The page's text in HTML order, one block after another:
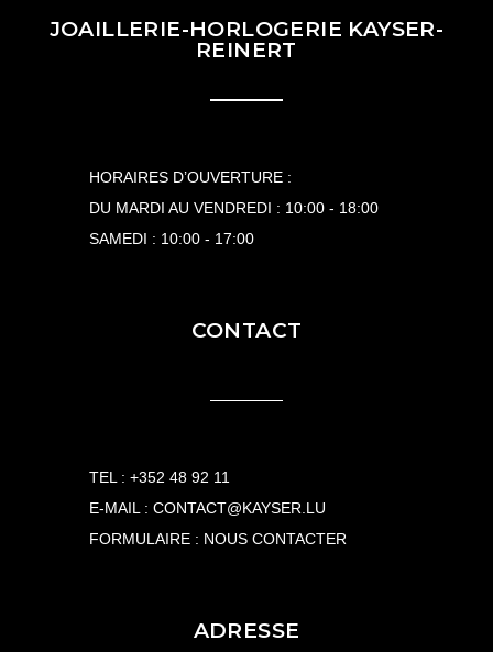
JOAILLERIE-HORLOGERIE KAYSER-
REINERT
HORAIRES D’OUVERTURE :
DU MARDI AU VENDREDI : 10:00 - 18:00
SAMEDI : 10:00 - 17:00
CONTACT
TEL :+352 48 92 11
E-MAIL :CONTACT@KAYSER.LU
FORMULAIRE : NOUS CONTACTER
ADRESSE